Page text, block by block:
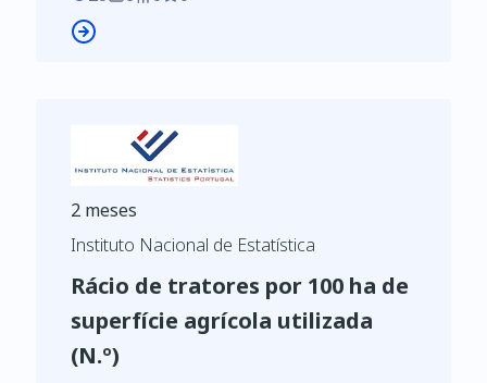
contas integradas das empresas
2 meses
Instituto Nacional de Estatística
Rácio de tratores por 100 ha de
superfície agrícola utilizada
(N.º)